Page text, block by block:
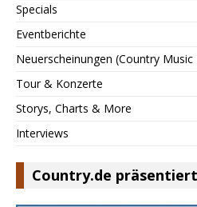
Specials
Eventberichte
Neuerscheinungen (Country Music
Tour & Konzerte
Storys, Charts & More
Interviews
Country.de